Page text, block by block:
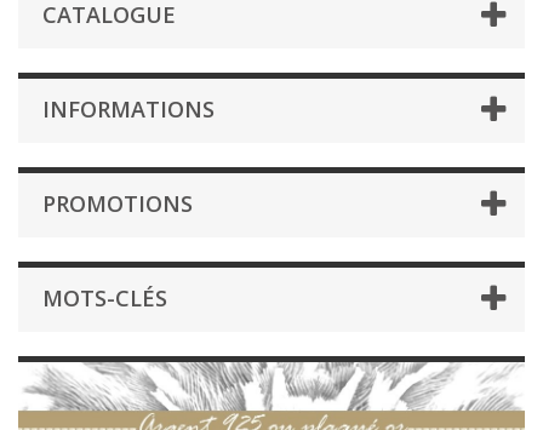
CATALOGUE
INFORMATIONS
PROMOTIONS
MOTS-CLÉS